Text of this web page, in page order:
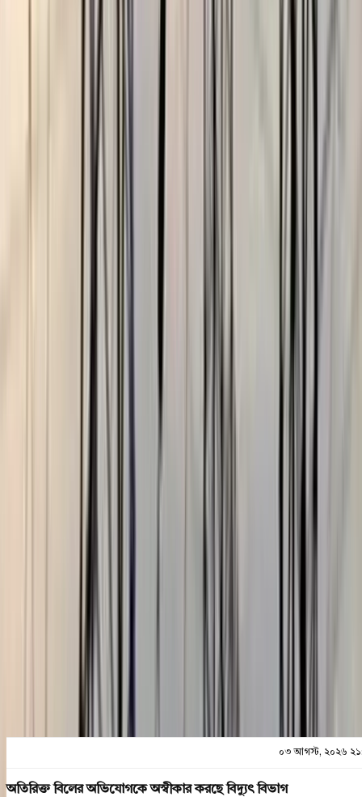
বরিশালে প্রবাসীর স্ত্রীর ঘর থেকে
জামায়াতকর্মী আটক
অতিরিক্ত বিলের অভিযোগকে
বরিশালটাইমস রিপোর্ট
প্রিন্ট এন্ড সেভ
০৩ আগস্ট, ২০২৬
অতিরিক্ত বিলের অভিযোগকে অস্বীকার করছে বিদ্যুৎ বিভাগ